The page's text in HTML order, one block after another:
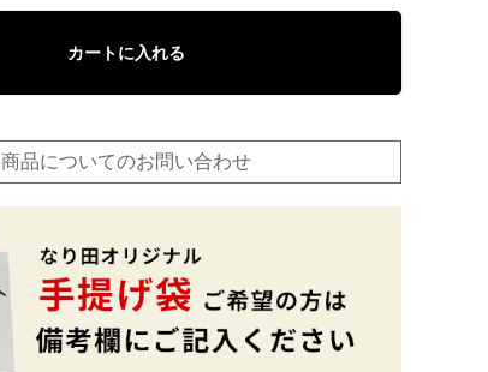
カートに入れる
商品についてのお問い合わせ